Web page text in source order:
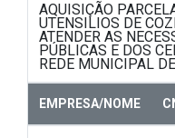
AQUISIÇÃO
UTENSILIOS DE
ATENDER AS
PÚBLICAS E DOS
REDE MUNICIPAL
EMPRESA/NOME